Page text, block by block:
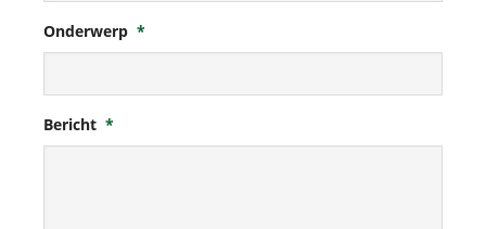
Onderwerp *
Bericht *